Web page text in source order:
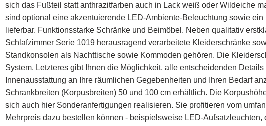
sich das Fußteil statt anthrazitfarben auch in Lack weiß oder Wildeiche
sind optional eine akzentuierende LED-Ambiente-Beleuchtung sowie
lieferbar. Funktionsstarke Schränke und Beimöbel. Neben qualitativ
Schlafzimmer Serie 1019 herausragend verarbeitete Kleiderschränke
Standkonsolen als Nachttische sowie Kommoden gehören. Die
System. Letzteres gibt Ihnen die Möglichkeit, alle entscheidenden
Innenausstattung an Ihre räumlichen Gegebenheiten und Ihren Bedarf
Schrankbreiten (Korpusbreiten) 50 und 100 cm erhältlich. Die
sich auch hier Sonderanfertigungen realisieren. Sie profitieren vom
Mehrpreis dazu bestellen können - beispielsweise LED-